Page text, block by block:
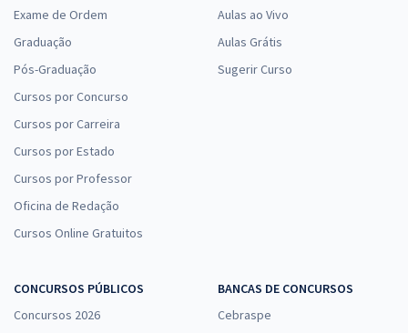
Exame de Ordem
Graduação
Pós-Graduação
Cursos por Concurso
Cursos por Carreira
Cursos por Estado
Cursos por Professor
Oficina de Redação
Cursos Online Gratuitos
Aulas ao Vivo
Aulas Grátis
Sugerir Curso
CONCURSOS PÚBLICOS
Concursos 2026
BANCAS DE CONCURSOS
Cebraspe